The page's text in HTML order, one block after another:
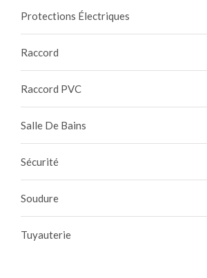
Protections Électriques
Raccord
Raccord PVC
Salle De Bains
Sécurité
Soudure
Tuyauterie